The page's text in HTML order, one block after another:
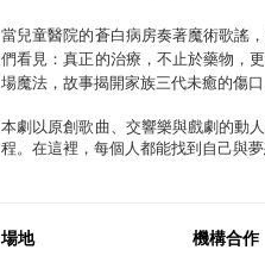
當兒童醫院的蒼白病房奏著魔術歌謠
們看見：真正的治療，不止於藥物，
場魔法，故事揭開家族三代未癒的傷
本劇以原創歌曲、交響樂與戲劇的動
程。在這裡，每個人都能找到自己與
場地
機構合作